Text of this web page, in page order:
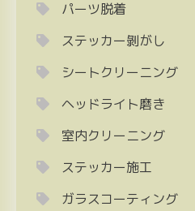
パーツ脱着
ステッカー剝がし
シートクリーニング
ヘッドライト磨き
室内クリーニング
ステッカー施工
ガラスコーティング